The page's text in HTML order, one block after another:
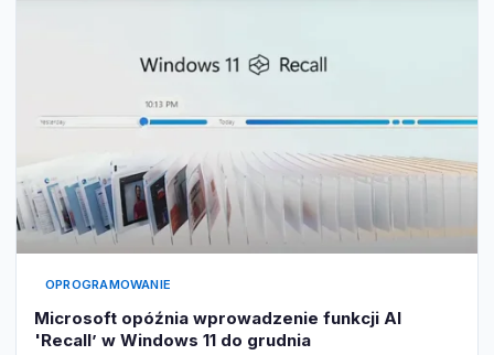
OPROGRAMOWANIE
Microsoft opóźnia wprowadzenie funkcji AI
'Recall’ w Windows 11 do grudnia